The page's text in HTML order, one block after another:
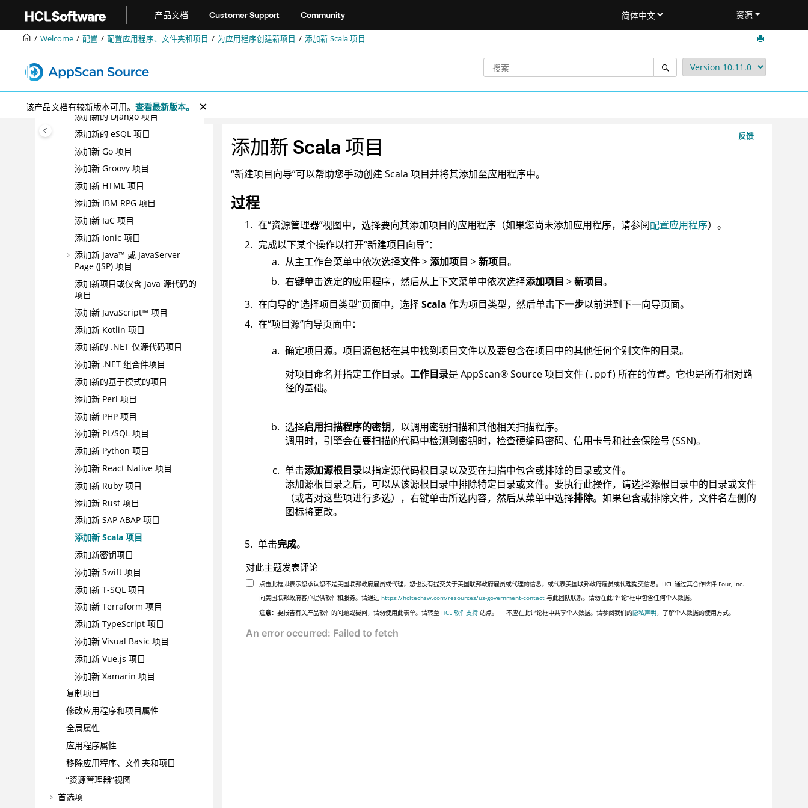
产品文档 Customer Support Community 资源
Welcome 配置 配置应用程序、文件夹和项目 为应用程序创建新项目 添加新 Scala 项目
该产品文档有较新版本可用。 查看最新版本。
添加仅含 C/C++/Objective-C 源
代码的新项目
添加新 COBOL 项目
添加新的 Django 项目
添加新的 eSQL 项目
添加新 Go 项目
添加新 Groovy 项目
添加新 HTML 项目
添加新 IBM RPG 项目
添加新 IaC 项目
添加新 Ionic 项目
添加新 Java™ 或 JavaServer
Page (JSP) 项目
添加新项目或仅含 Java 源代码的
项目
添加新 JavaScript™ 项目
添加新 Kotlin 项目
添加新的 .NET 仅源代码项目
添加新 .NET 组合件项目
添加新的基于模式的项目
添加新 Perl 项目
添加新 PHP 项目
添加新 PL/SQL 项目
添加新 Python 项目
添加新 React Native 项目
添加新 Ruby 项目
添加新 Rust 项目
添加新 SAP ABAP 项目
添加新 Scala 项目
添加新密钥项目
添加新 Swift 项目
添加新 T-SQL 项目
添加新 Terraform 项目
添加新 TypeScript 项目
添加新 Visual Basic 项目
添加新 Vue.js 项目
添加新 Xamarin 项目
复制项目
修改应用程序和项目属性
全局属性
应用程序属性
移除应用程序、文件夹和项目
“资源管理器”视图
首选项
反馈
添加新 Scala 项目
“新建项目向导”可以帮助您手动创建 Scala 项目并将其添加至应用程序中。
过程
在“资源管理器”视图中，选择要向其添加项目的应用程序（如果您尚未添加应用程序，请参阅配置应用程序）。
完成以下某个操作以打开“新建项目向导”：
从主工作台菜单中依次选择文件>添加项目 >新项目。
右键单击选定的应用程序，然后从上下文菜单中依次选择添加项目 >新项目。
在向导的“选择项目类型”页面中，选择Scala 作为项目类型，然后单击下一步以前进到下一向导页面。
在“项目源”向导页面中：
确定项目源。项目源包括在其中找到项目文件以及要包含在项目中的其他任何个别文件的目录。
对项目命名并指定工作目录。 工作目录是 AppScan®Source项目文件 ( .ppf) 所在的位置。它也是所有相对路
径的基础。
选择启用扫描程序的密钥，以调用密钥扫描和其他相关扫描程序。
调用时，引擎会在要扫描的代码中检测到密钥时，检查硬编码密码、信用卡号和社会保险号 (SSN)。
单击添加源根目录以指定源代码根目录以及要在扫描中包含或排除的目录或文件。
添加源根目录之后，可以从该源根目录中排除特定目录或文件。要执行此操作，请选择源根目录中的目录或文件
（或者对这些项进行多选），右键单击所选内容，然后从菜单中选择排除。如果包含或排除文件，文件名左侧的
图标将更改。
单击完成。
对此主题发表评论
点击此框即表示您承认您不是美国联邦政府雇员或代理，您也没有提交关于美国联邦政府雇员或代理的信息，或代表美国联邦政府雇员或代理提交信息。HCL 通过其合作伙伴 Four, Inc.
向美国联邦政府客户提供软件和服务。请通过https://hcltechsw.com/resources/us-government-contact 与此团队联系。请勿在此“评论”框中包含任何个人数据。
注意：要报告有关产品软件的问题或疑问，请勿使用此表单。请转至 HCL 软件支持 站点。 不应在此评论框中共享个人数据。请参阅我们的隐私声明，了解个人数据的使用方式。